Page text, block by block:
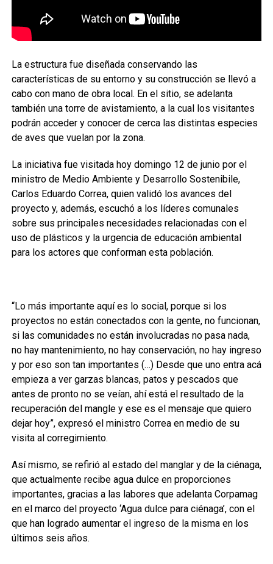
La estructura fue diseñada conservando las
características de su entorno y su construcción se llevó a
cabo con mano de obra local. En el sitio, se adelanta
también una torre de avistamiento, a la cual los visitantes
podrán acceder y conocer de cerca las distintas especies
de aves que vuelan por la zona.
La iniciativa fue visitada hoy domingo 12 de junio por el
ministro de Medio Ambiente y Desarrollo Sostenibile,
Carlos Eduardo Correa, quien validó los avances del
proyecto y, además, escuchó a los líderes comunales
sobre sus principales necesidades relacionadas con el
uso de plásticos y la urgencia de educación ambiental
para los actores que conforman esta población.
“Lo más importante aquí es lo social, porque si los
proyectos no están conectados con la gente, no funcionan,
si las comunidades no están involucradas no pasa nada,
no hay mantenimiento, no hay conservación, no hay ingreso
y por eso son tan importantes (…) Desde que uno entra acá
empieza a ver garzas blancas, patos y pescados que
antes de pronto no se veían, ahí está el resultado de la
recuperación del mangle y ese es el mensaje que quiero
dejar hoy”, expresó el ministro Correa en medio de su
visita al corregimiento.
Así mismo, se refirió al estado del manglar y de la ciénaga,
que actualmente recibe agua dulce en proporciones
importantes, gracias a las labores que adelanta Corpamag
en el marco del proyecto ‘Agua dulce para ciénaga’, con el
que han logrado aumentar el ingreso de la misma en los
últimos seis años.